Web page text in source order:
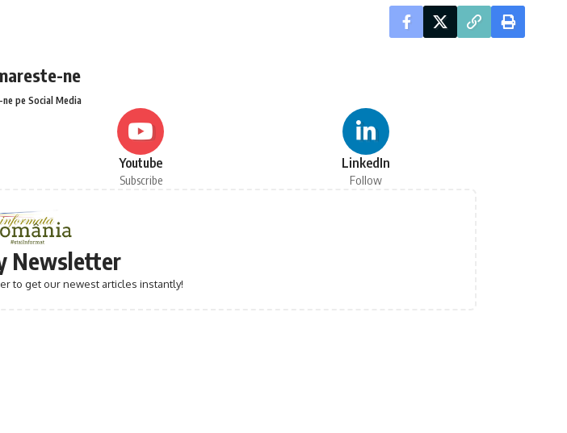
ne
ne pe Social Media
Youtube
Subscribe
LinkedIn
Follow
Newsletter
to get our newest articles instantly!